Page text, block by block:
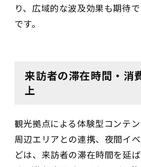
り、広域的な波及効果も期待
です。
来訪者の滞在時間・消
上
観光拠点による体験型コンテン
周辺エリアとの連携、夜間イ
どは、来訪者の滞在時間を延